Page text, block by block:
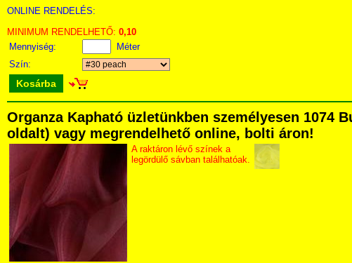
ONLINE RENDELÉS:
MINIMUM RENDELHETŐ: 0,10
Mennyiség:
Méter
Szín:
Kosárba
Organza Kapható üzletünkben személyesen 1074
oldalt) vagy megrendelhető online, bolti áron!
A raktáron lévő színek a
legördülő sávban találhatóak.